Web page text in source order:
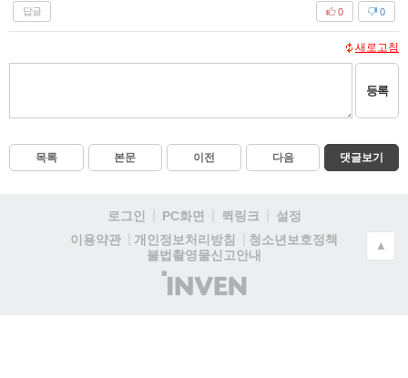
답글 0
0
새로고침
등록
목록 본문 이전 다음 댓글보기
로그인 PC화면 퀵링크
설정
이용약관
개인정보처리방침
청소년보호정책
불법촬영물신고안내
(주)
인
▲